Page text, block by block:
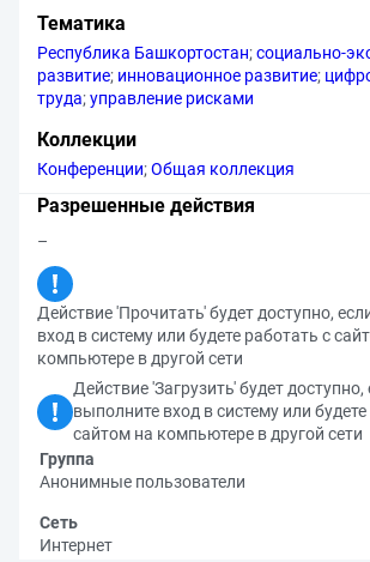
Тематика
Республика Башкортостан;социально-
развитие; инновационное развитие;
труда;управление рисками
Коллекции
Конференции;Общая коллекция
Разрешенные действия
–
Действие 'Прочитать' будет доступно,
вход в систему или будете работать с
компьютере в другой сети
Действие 'Загрузить' будет
выполните вход в систему или
сайтом на компьютере в другой сети
Группа
Анонимные пользователи
Сеть
Интернет